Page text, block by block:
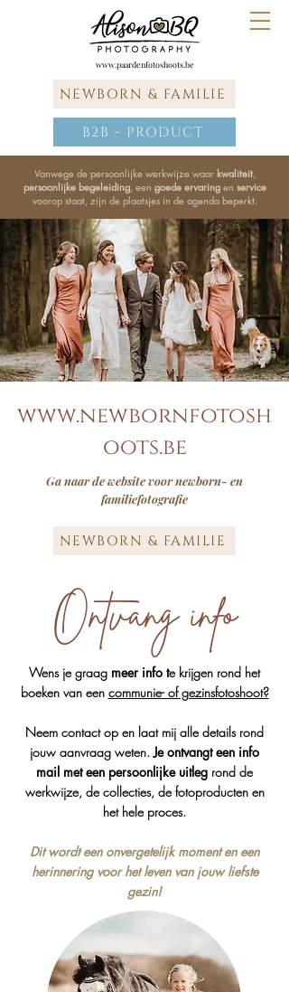
www.paardenfotoshoots.be
Vanwege de persoonlijke werkwijze waar kwaliteit,
persoonlijke begeleiding, een goede ervaringen service
voorop staat, zijn de plaatsjes in de agenda beperkt.
B2B - PRODUCT
NEWBORN & FAMILIE
www.newbornfotosh
oots.be
Ga naar de website voor newborn- en
familiefotografie
NEWBORN & FAMILIE
Ontvang info
Wens je graag meer info te krijgen rond het
boeken van een communie- of gezinsfotoshoot?
Neem contact op en laat mij alle details rond
jouw aanvraag weten.Je ontvangt een info
mail met een persoonlijke uitleg rond de
werkwijze, de collecties, de fotoproducten en
het hele proces.
Dit wordt een onvergetelijk moment en een
herinnering voor het leven van jouw liefste
gezin!